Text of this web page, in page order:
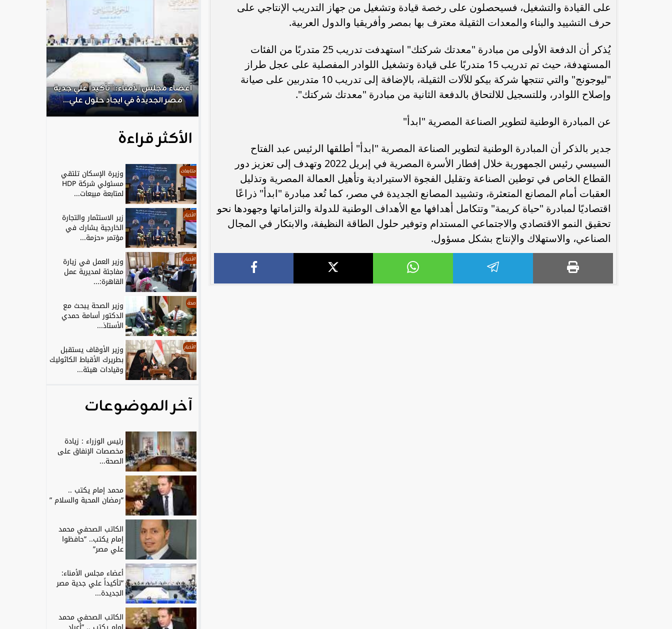
على القيادة والتشغيل، فسيحصلون على رخصة قيادة وتشغيل من جهاز التدريب الإنتاجي على
حرف التشييد والبناء والمعدات الثقيلة معترف بها بمصر وأفريقيا والدول العربية.
يُذكر أن الدفعة الأولى من مبادرة "معدتك شركتك" استهدفت تدريب 25 متدربًا من الفئات
المستهدفة، حيث تم تدريب 15 متدربًا على قيادة وتشغيل اللوادر المفصلية على عجل طراز
"ليوجونج" والتي تنتجها شركة بيكو للآلات الثقيلة، بالإضافة إلى تدريب 10 متدربين على صيانة
وإصلاح اللوادر، وللتسجيل للالتحاق بالدفعة الثانية من مبادرة "معدتك شركتك".
عن المبادرة الوطنية لتطوير الصناعة المصرية "ابدأ"
جدير بالذكر أن المبادرة الوطنية لتطوير الصناعة المصرية "ابدأ" أطلقها الرئيس عبد الفتاح
السيسي رئيس الجمهورية خلال إفطار الأسرة المصرية في إبريل 2022 وتهدف إلى تعزيز دور
القطاع الخاص في توطين الصناعة وتقليل الفجوة الاستيرادية وتأهيل العمالة المصرية وتذليل
العقبات أمام المصانع المتعثرة، وتشييد المصانع الجديدة في مصر، كما تُعد مبادرة "ابدأ" ذراعًا
اقتصاديًا لمبادرة "حياة كريمة" وتتكامل أهدافها مع الأهداف الوطنية للدولة والتزاماتها وجهودها نحو
تحقيق النمو الاقتصادي والاجتماعي المستدام وتوفير حلول الطاقة النظيفة، والابتكار في المجال
الصناعي، والاستهلاك والإنتاج بشكل مسؤول.
رئيس الوزراء : زيادة مخصصات الإنفاق
على الصحة والتعليم و”تكافل” و”كرامة”
محمد إمام يكتب .. ”رمضان المحبة
والسلام ”
الكاتب الصحفي محمد إمام يكتب..
”حافظوا علي مصر”
أعضاء مجلس الأمناء: ”تأكيداً علي جدية
مصر الجديدة في ايجاد حلول علي...
الأكثر قراءة
متابعات وزيرة الإسكان تلتقي
مسئولي شركة HDP
لمتابعة مبيعات...
الأخبار زير الاستثمار والتجارة
الخارجية يشارك في
مؤتمر «حزمة...
الأخبار وزير العمل في زيارة
مفاجئة لمديرية عمل
القاهرة:...
صحة وزير الصحة يبحث مع
الدكتور أسامة حمدي
الأستاذ...
الأخبار وزير الأوقاف يستقبل
بطريرك الأقباط الكاثوليك
وقيادات هيئة...
آخر الموضوعات
رئيس الوزراء : زيادة
مخصصات الإنفاق على
الصحة...
محمد إمام يكتب ..
”رمضان المحبة والسلام ”
الكاتب الصحفي محمد
إمام يكتب.. ”حافظوا
علي مصر”
أعضاء مجلس الأمناء:
”تأكيداً علي جدية مصر
الجديدة...
الكاتب الصحفي محمد